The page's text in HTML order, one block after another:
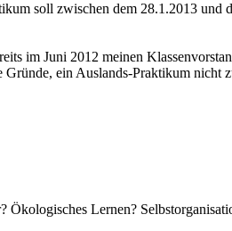
soll zwischen dem 28.1.2013 und
im Juni 2012 meinen
ein Auslands-Praktikum nicht
Ökologisches Lernen?